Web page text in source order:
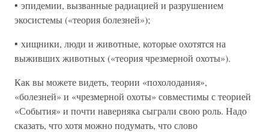
• эпидемии, вызванные радиацией и разрушением
экосистемы («теория болезней»);
• хищники, люди и животные, которые охотятся на
выживших животных («теория чрезмерной охоты»).
Как вы можете видеть, теории «похолодания»,
«болезней» и «чрезмерной охоты» совместимы с теорией
«События» и почти наверняка сыграли свою роль. Надо
сказать, что хотя можно подумать, что слово